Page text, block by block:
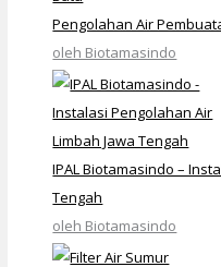
Pengolahan Air
oleh Biotamasindo
IPAL Biotamasindo –
Tengah
oleh Biotamasindo